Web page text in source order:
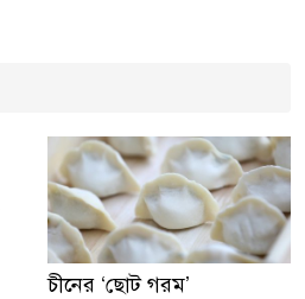
চীনের ‘ছোট গরম’